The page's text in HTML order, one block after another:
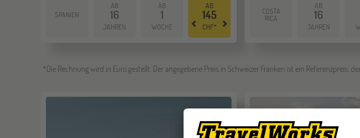
SPANIEN
AB
16
JAHREN
AB
1
WOCHE
AB
145
CHF*
COSTA
RICA
AB
16
JAHREN
*Die Rechnung wird in Euro gestellt. Der angegebene Preis in Schweizer Franken ist ein Referenzpreis,